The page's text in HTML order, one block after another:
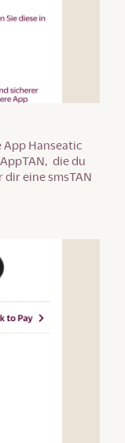
App Hanseatic
die du
eine smsTAN